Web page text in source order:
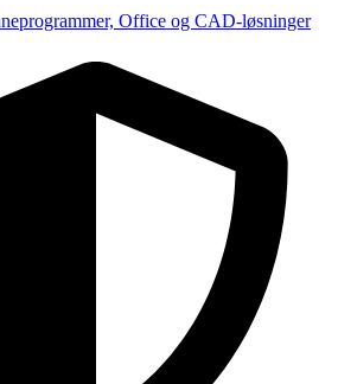
Office og CAD-løsninger